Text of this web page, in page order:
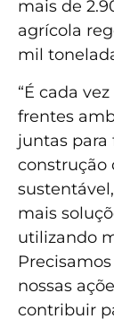
mais de
agrícola
mil
“É cada
frentes
juntas para
construção
mais
utilizando
nossas
contribuir